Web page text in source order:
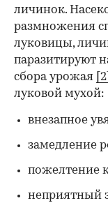
личинок.
размножения
луковицы,
паразитируют
сбора урожая [2]
луковой мухой:
внезапное
замедление
пожелтение
неприятный